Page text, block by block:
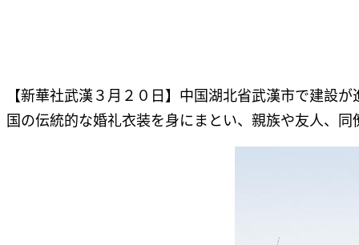
【新華社武漢３月２０日】中国湖北省武漢市で建設
国の伝統的な婚礼衣装を身にまとい、親族や友人、